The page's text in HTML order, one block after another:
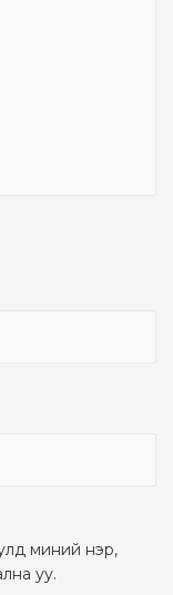
миний нэр,
уу.